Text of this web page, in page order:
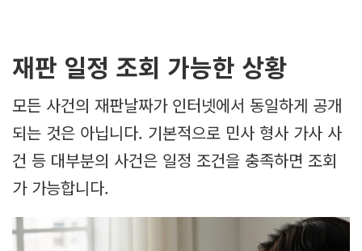
재판 일정 조회 가능한 상황
모든 사건의 재판날짜가 인터넷에서 동일하게 공개
되는 것은 아닙니다. 기본적으로 민사 형사 가사 사
건 등 대부분의 사건은 일정 조건을 충족하면 조회
가 가능합니다.